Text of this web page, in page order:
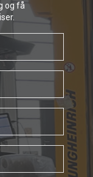
og få